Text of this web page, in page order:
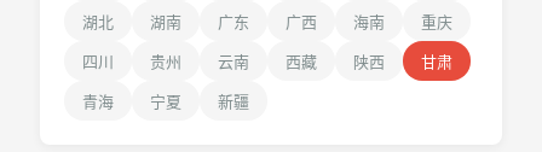
湖北 湖南 广东 广西 海南 重庆
四川 贵州 云南 西藏 陕西 甘肃
青海 宁夏 新疆